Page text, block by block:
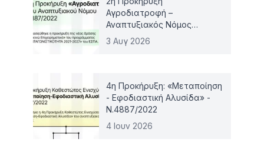
Αγροδιατροφή –
Αναπτυξιακός Νόμος
4887/2022
3 Αυγ 2026
4η Προκήρυξη: «Μεταποίηση
- Εφοδιαστική Αλυσίδα» -
Ν.4887/2022
4 Ιουν 2026